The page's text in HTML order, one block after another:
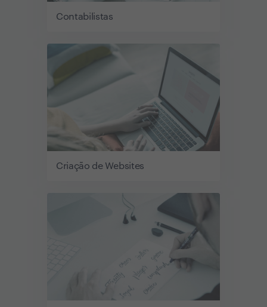
Contabilistas
Criação de Websites